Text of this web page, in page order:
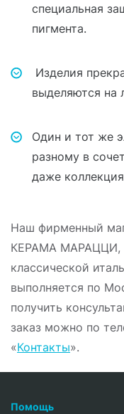
специальная
пигмента.
Изделия
выделяются на
Один и тот же
разному в
даже
Наш фирменный
КЕРАМА МАРАЦЦИ,
классической
выполняется по
получить
заказ можно по
«Контакты».
Помощь